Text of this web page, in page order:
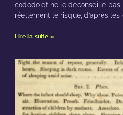
cododo et ne le déconseille
réellement le risque, d’après les
Lire la suite »